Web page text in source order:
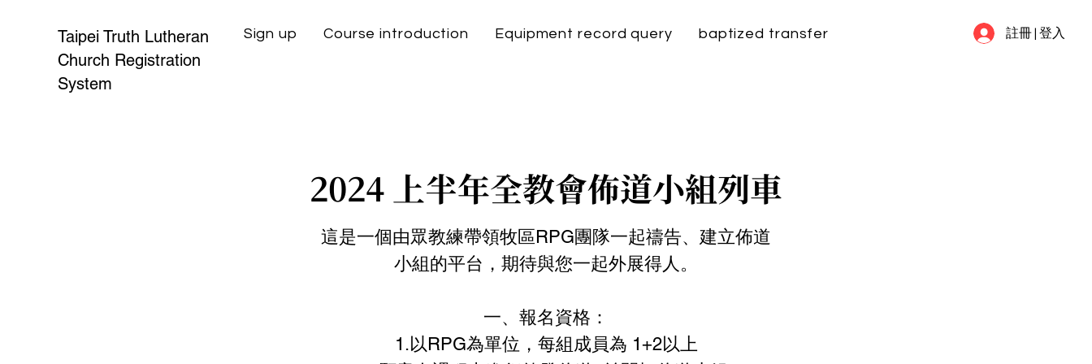
Taipei Truth Lutheran
Church Registration
System
Sign up Course introduction Equipment record query baptized transfer FAQ註冊 | 登入
2024 上半年全教會佈道小組列車
這是一個由眾教練帶領牧區RPG團隊一起禱告、建立佈道
小組的平台，期待與您一起外展得人。
一、報名資格：
1.以RPG為單位，每組成員為 1+2以上